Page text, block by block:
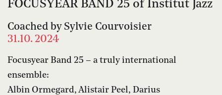
FOCUSYEAR BAND 25 of Institut Jazz
Coached by Sylvie Courvoisier
31.10. 2024
Focusyear Band 25 – a truly international
ensemble:
Albin Ormegard, Alistair Peel, Darius